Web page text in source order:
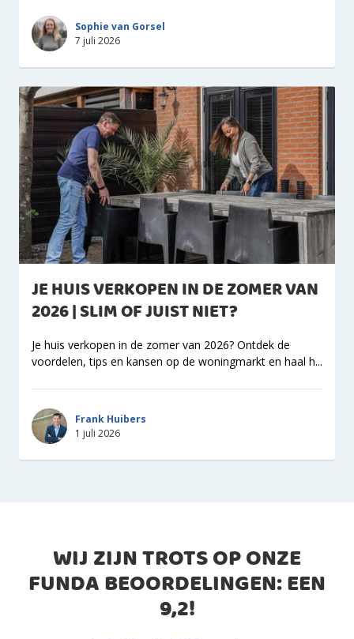
Sophie van Gorsel
7 juli 2026
JE HUIS VERKOPEN IN DE ZOMER VAN
2026 | SLIM OF JUIST NIET?
Je huis verkopen in de zomer van 2026? Ontdek de
voordelen, tips en kansen op de woningmarkt en haal h...
Frank Huibers
1 juli 2026
WIJ ZIJN TROTS OP ONZE
FUNDA BEOORDELINGEN: EEN
9,2!